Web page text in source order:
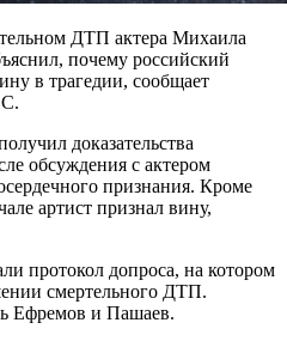
ДТП актера Михаила
почему российский
в трагедии, сообщает
доказательства
обсуждения с актером
признания. Кроме
артист признал вину,
протокол допроса, на котором
смертельного ДТП.
Ефремов и Пашаев.